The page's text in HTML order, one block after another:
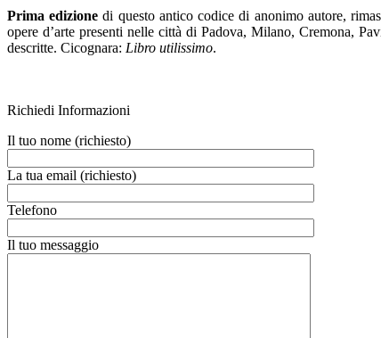
Prima edizione di questo antico codice di anonimo autore,
opere d’arte presenti nelle città di Padova, Milano, Cremona,
descritte. Cicognara: Libro utilissimo.
Richiedi Informazioni
Il tuo nome (richiesto)
La tua email (richiesto)
Telefono
Il tuo messaggio